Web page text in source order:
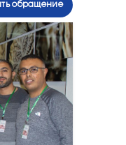
обращение